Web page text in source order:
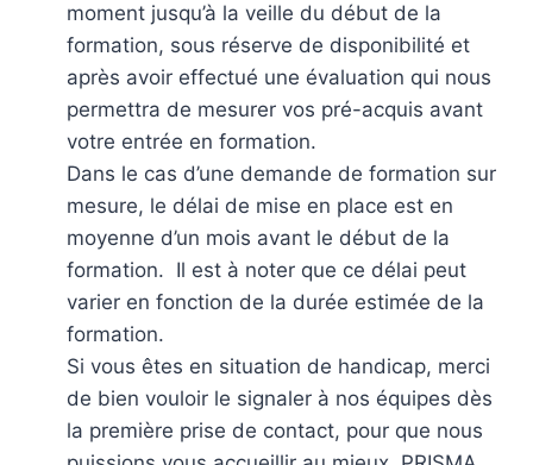
moment jusqu’à la veille du début de la
formation, sous réserve de disponibilité et
après avoir effectué une évaluation qui nous
permettra de mesurer vos pré-acquis avant
votre entrée en formation.
Dans le cas d’une demande de formation sur
mesure, le délai de mise en place est en
moyenne d’un mois avant le début de la
formation. Il est à noter que ce délai peut
varier en fonction de la durée estimée de la
formation.
Si vous êtes en situation de handicap, merci
de bien vouloir le signaler à nos équipes dès
la première prise de contact, pour que nous